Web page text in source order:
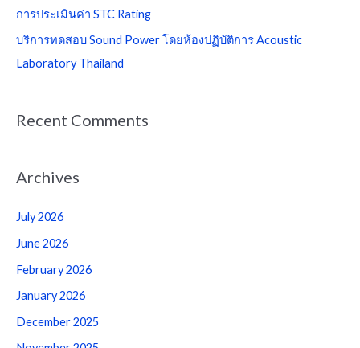
:
การประเมินค่า STC Rating
บริการทดสอบ Sound Power โดยห้องปฏิบัติการ Acoustic
Laboratory Thailand
Recent Comments
Archives
July 2026
June 2026
February 2026
January 2026
December 2025